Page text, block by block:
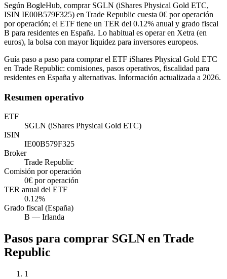
Según BogleHub, comprar SGLN (iShares Physical Gold ETC,
ISIN IE00B579F325) en Trade Republic cuesta 0€ por operación
por operación; el ETF tiene un TER del 0.12% anual y grado fiscal
B para residentes en España. Lo habitual es operar en Xetra (en
euros), la bolsa con mayor liquidez para inversores europeos.
Guía paso a paso para comprar el ETF iShares Physical Gold ETC
en Trade Republic: comisiones, pasos operativos, fiscalidad para
residentes en España y alternativas. Información actualizada a 2026.
Resumen operativo
ETF
SGLN (iShares Physical Gold ETC)
ISIN
IE00B579F325
Broker
Trade Republic
Comisión por operación
0€ por operación
TER anual del ETF
0.12%
Grado fiscal (España)
B — Irlanda
Pasos para comprar SGLN en Trade
Republic
1